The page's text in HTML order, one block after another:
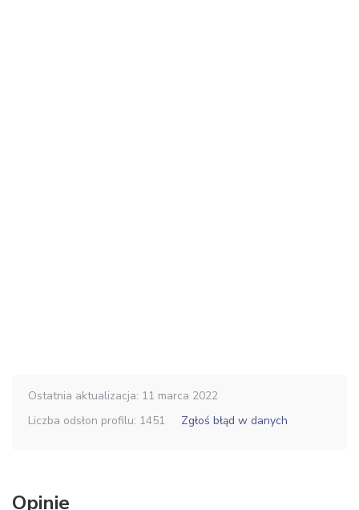
Ostatnia aktualizacja: 11 marca 2022
Liczba odsłon profilu: 1451
Zgłoś błąd w danych
Opinie